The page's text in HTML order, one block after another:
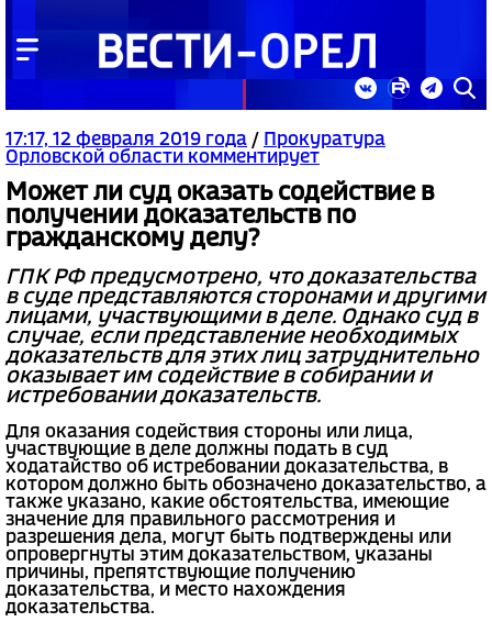
17:17, 12 февраля 2019 года /
Прокуратура
Орловской области комментирует
Может ли суд оказать содействие в
получении доказательств по
гражданскому делу?
ГПК РФ предусмотрено, что доказательства
в суде представляются сторонами и другими
лицами, участвующими в деле. Однако суд в
случае, если представление необходимых
доказательств для этих лиц затруднительно
оказывает им содействие в собирании и
истребовании доказательств.
Для оказания содействия стороны или лица,
участвующие в деле должны подать в суд
ходатайство об истребовании доказательства, в
котором должно быть обозначено доказательство, а
также указано, какие обстоятельства, имеющие
значение для правильного рассмотрения и
разрешения дела, могут быть подтверждены или
опровергнуты этим доказательством, указаны
причины, препятствующие получению
доказательства, и место нахождения
доказательства.